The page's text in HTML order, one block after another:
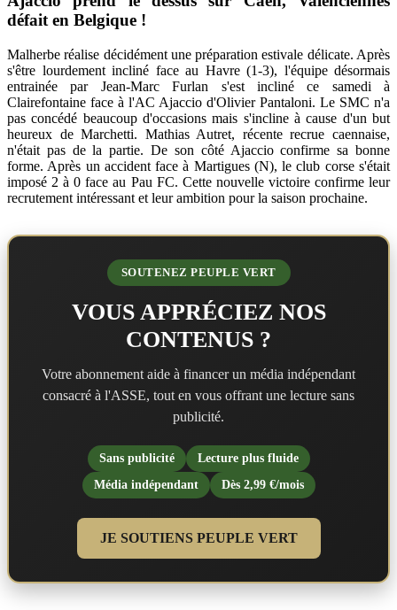
défait en Belgique !
Malherbe réalise décidément une préparation estivale délicate. Après
s'être lourdement incliné face au Havre (1-3), l'équipe désormais
entrainée par Jean-Marc Furlan s'est incliné ce samedi à
Clairefontaine face à l'AC Ajaccio d'Olivier Pantaloni. Le SMC n'a
pas concédé beaucoup d'occasions mais s'incline à cause d'un but
heureux de Marchetti. Mathias Autret, récente recrue caennaise,
n'était pas de la partie. De son côté Ajaccio confirme sa bonne
forme. Après un accident face à Martigues (N), le club corse s'était
imposé 2 à 0 face au Pau FC. Cette nouvelle victoire confirme leur
recrutement intéressant et leur ambition pour la saison prochaine.
SOUTENEZ PEUPLE VERT
VOUS APPRÉCIEZ NOS
CONTENUS ?
Votre abonnement aide à financer un média indépendant
consacré à l'ASSE, tout en vous offrant une lecture sans
publicité.
Sans publicité
Lecture plus fluide
Média indépendant
Dès 2,99 €/mois
JE SOUTIENS PEUPLE VERT